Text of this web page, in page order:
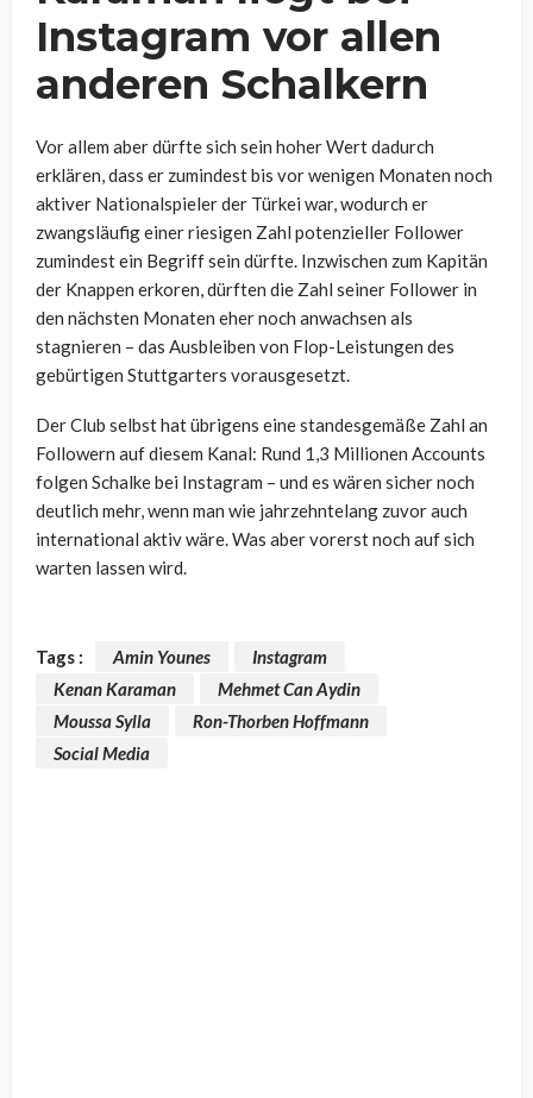
Instagram vor allen
anderen Schalkern
Vor allem aber dürfte sich sein hoher Wert dadurch
erklären, dass er zumindest bis vor wenigen Monaten noch
aktiver Nationalspieler der Türkei war, wodurch er
zwangsläufig einer riesigen Zahl potenzieller Follower
zumindest ein Begriff sein dürfte. Inzwischen zum Kapitän
der Knappen erkoren, dürften die Zahl seiner Follower in
den nächsten Monaten eher noch anwachsen als
stagnieren – das Ausbleiben von Flop-Leistungen des
gebürtigen Stuttgarters vorausgesetzt.
Der Club selbst hat übrigens eine standesgemäße Zahl an
Followern auf diesem Kanal: Rund 1,3 Millionen Accounts
folgen Schalke bei Instagram – und es wären sicher noch
deutlich mehr, wenn man wie jahrzehntelang zuvor auch
international aktiv wäre. Was aber vorerst noch auf sich
warten lassen wird.
Tags : Amin Younes
Instagram
Kenan Karaman
Mehmet Can Aydin
Moussa Sylla
Ron-Thorben Hoffmann
Social Media